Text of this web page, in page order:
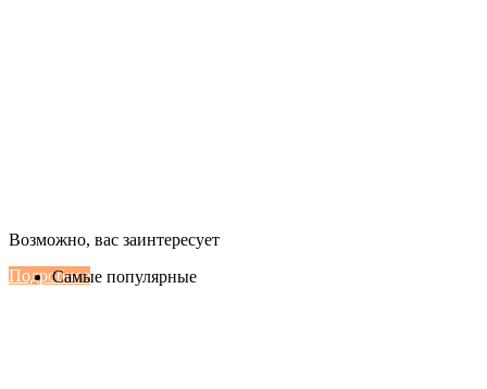
Настенные сплит-системы Haier
Подробнее
Возможно, вас заинтересует
Самые популярные